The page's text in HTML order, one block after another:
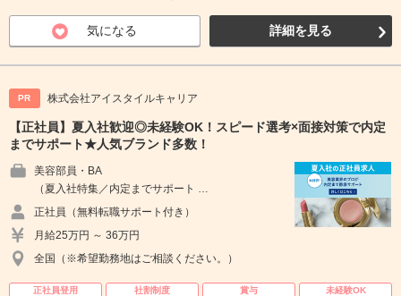
気になる 詳細を見る
PR 株式会社アイスタイルキャリア
【正社員】夏入社歓迎◎未経験OK！スピード選考×面接対策で内定
までサポート★人気ブランド多数！
美容部員・BA
（夏入社特集／内定までサポート …
正社員（無料転職サポート付き）
月給25万円 ～ 36万円
全国（※希望勤務地はご相談ください。）
正社員登用 社割制度 賞与
未経験OK